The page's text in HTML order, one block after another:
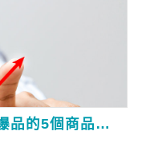
產品怎麼賣都不火？打造熱銷爆品的5個商品管理關鍵步驟